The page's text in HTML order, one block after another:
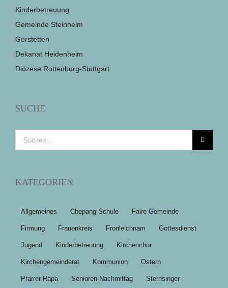
Kinderbetreuung
Gemeinde Steinheim
Gerstetten
Dekanat Heidenheim
Diözese Rottenburg-Stuttgart
SUCHE
Suche
nach:
KATEGORIEN
Allgemeines Chepang-Schule Faire Gemeinde
Firmung Frauenkreis Fronleichnam Gottesdienst
Jugend Kinderbetreuung Kirchenchor
Kirchengemeinderat Kommunion Ostern
Pfarrer Rapa Senioren-Nachmittag Sternsinger